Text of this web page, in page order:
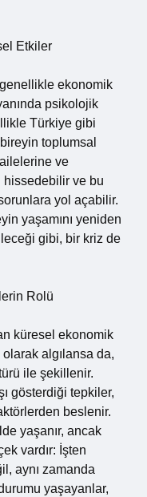
Etkiler
ekonomik
psikolojik
Türkiye gibi
toplumsal
ve
hissedebilir ve bu
yol açabilir.
yaşamını yeniden
gibi, bir kriz de
Rolü
küresel ekonomik
algılansa da,
ile şekillenir.
gösterdiği tepkiler,
beslenir.
yaşanır, ancak
vardır: İşten
aynı zamanda
yaşayanlar,